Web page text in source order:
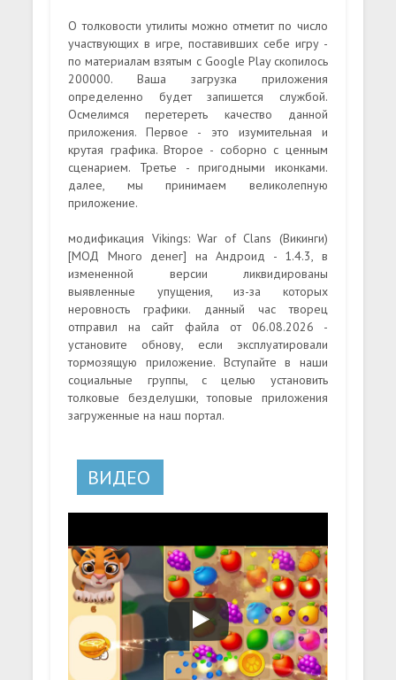
О толковости утилиты можно отметит по число
участвующих в игре, поставивших себе игру -
по материалам взятым с Google Play скопилось
200000. Ваша загрузка приложения
определенно будет запишется службой.
Осмелимся перетереть качество данной
приложения. Первое - это изумительная и
крутая графика. Второе - соборно с ценным
сценарием. Третье - пригодными иконками.
далее, мы принимаем великолепную
приложение.
модификация Vikings: War of Clans (Викинги)
[МОД Много денег] на Андроид - 1.4.3, в
измененной версии ликвидированы
выявленные упущения, из-за которых
неровность графики. данный час творец
отправил на сайт файла от 06.08.2026 -
установите обнову, если эксплуатировали
тормозящую приложение. Вступайте в наши
социальные группы, с целью установить
толковые безделушки, топовые приложения
загруженные на наш портал.
ВИДЕО